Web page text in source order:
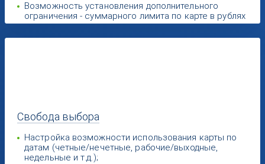
Возможность установления дополнительного
ограничения - суммарного лимита по карте в рублях
Свобода выбора
Настройка возможности использования карты по
датам (четные/нечетные, рабочие/выходные,
недельные и т.д.);